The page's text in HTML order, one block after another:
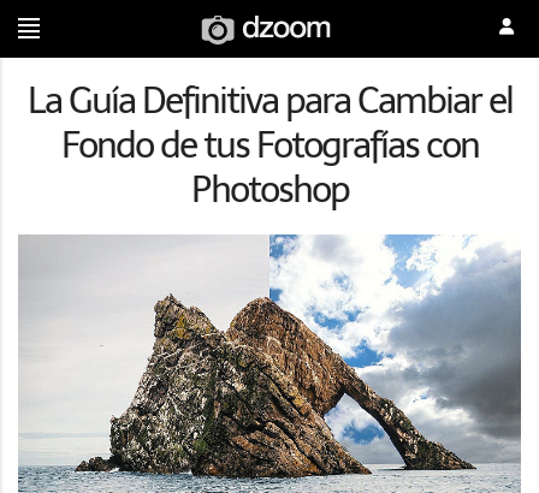
La Guía Definitiva para Cambiar el
Fondo de tus Fotografías con
Photoshop